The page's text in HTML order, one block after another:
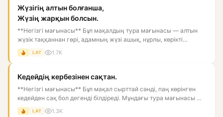
Жүзігің алтын болғанша,
Жүзің жарқын болсын.
**Негізгі мағынасы** Бұл мақалдың тура мағынасы — алтын
жүзік таққаннан гөрі, адамның жүзі ашық, нұрлы, көрікті
болғаны...
LAT 1.7K
Кедейдің кербезінен сақтан.
**Негізгі мағынасы** Бұл мақал сырттай сәнді, паң көрінген
кедейден сақ бол дегенді білдіреді. Мұндағы тура мағынасы —
к...
LAT 1.3K